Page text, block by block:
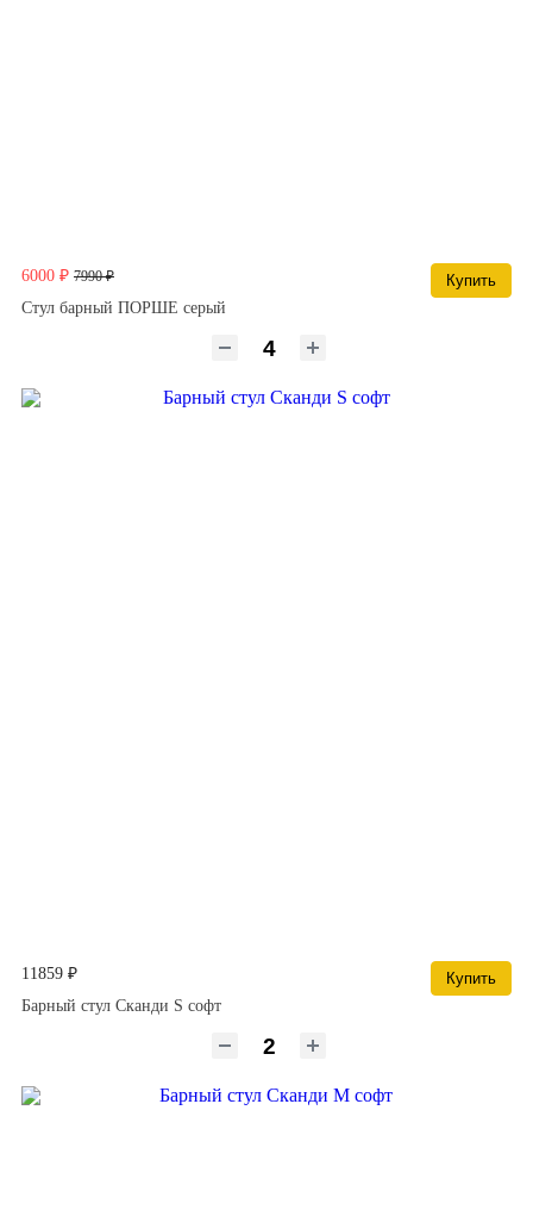
6000 ₽ 7990 ₽
Купить
Стул барный ПОРШЕ серый
11859 ₽
Купить
Барный стул Сканди S софт